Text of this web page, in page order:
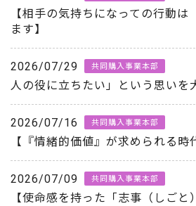
【相手の気持ちになっての行動
ます】
2026/07/29 共同購入事業本部
人の役に立ちたい」という思いを
2026/07/16 共同購入事業本部
【『情緒的価値』が求められる時
2026/07/09 共同購入事業本部
【使命感を持った「志事（しご